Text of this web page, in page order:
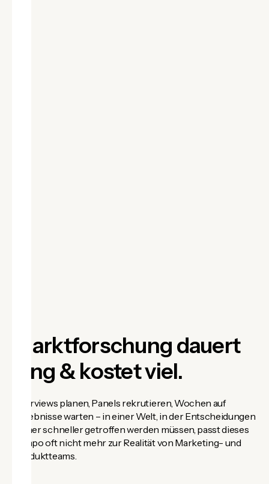
Marktforschung dauert
lang & kostet viel.
Interviews planen, Panels rekrutieren, Wochen auf
Ergebnisse warten – in einer Welt, in der Entscheidungen
immer schneller getroffen werden müssen, passt dieses
Tempo oft nicht mehr zur Realität von Marketing- und
Produktteams.